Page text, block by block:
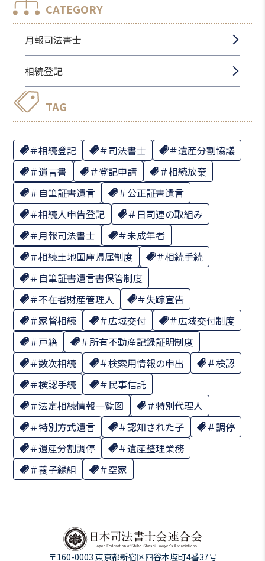
CATEGORY
月報司法書士
相続登記
TAG
相続登記 司法書士
遺産分割協議
遺言書
登記申請
相続放棄
自筆証書遺言
公正証書遺言
相続人申告登記
日司連の取組み
月報司法書士
未成年者
相続土地国庫帰属制度
相続手続
自筆証書遺言書保管制度
不在者財産管理人
失踪宣告
家督相続
広域交付
広域交付制度
戸籍
所有不動産記録証明制度
数次相続
検索用情報の申出
検認
検認手続
民事信託
法定相続情報一覧図
特別代理人
特別方式遺言
認知された子
調停
遺産分割調停
遺産整理業務
養子縁組
空家
〒160-0003 東京都新宿区四谷本塩町4番37号